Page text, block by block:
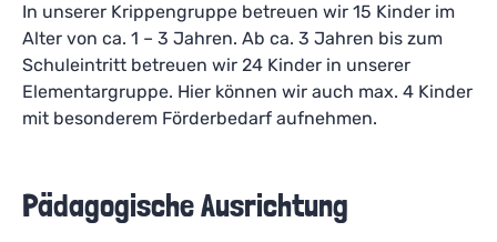
In unserer Krippengruppe betreuen wir 15 Kinder im
Alter von ca. 1 – 3 Jahren. Ab ca. 3 Jahren bis zum
Schuleintritt betreuen wir 24 Kinder in unserer
Elementargruppe. Hier können wir auch max. 4 Kinder
mit besonderem Förderbedarf aufnehmen.
Pädagogische Ausrichtung